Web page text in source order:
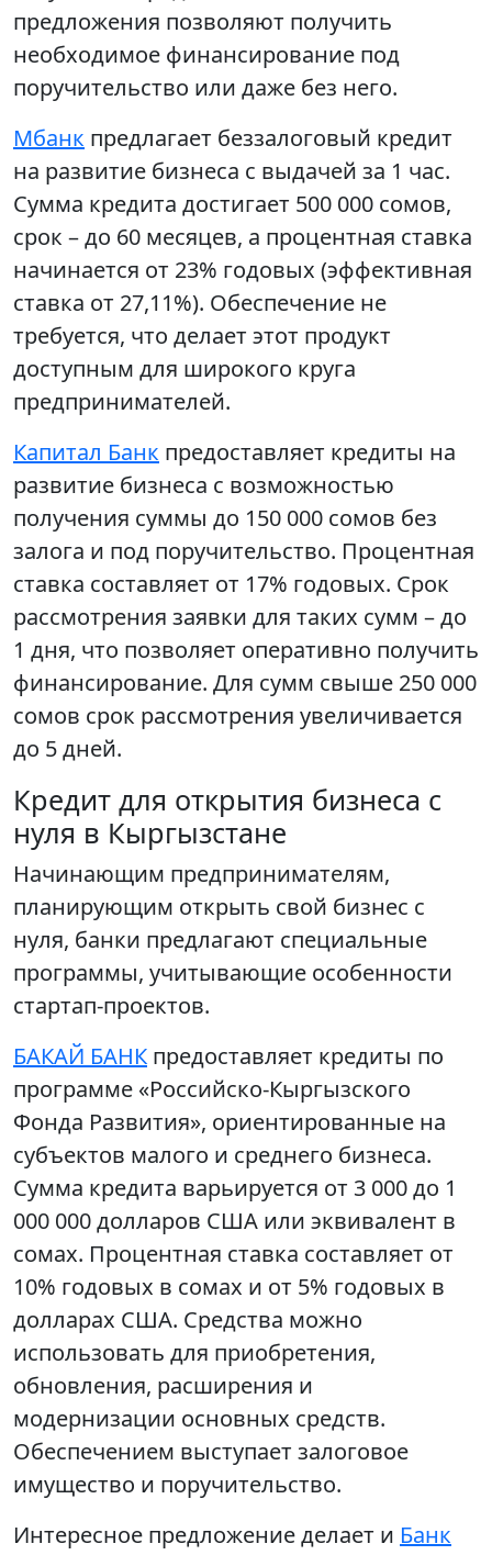
предложения позволяют получить
необходимое финансирование под
поручительство или даже без него.
Мбанк предлагает беззалоговый кредит
на развитие бизнеса с выдачей за 1 час.
Сумма кредита достигает 500 000 сомов,
срок – до 60 месяцев, а процентная ставка
начинается от 23% годовых (эффективная
ставка от 27,11%). Обеспечение не
требуется, что делает этот продукт
доступным для широкого круга
предпринимателей.
Капитал Банк предоставляет кредиты на
развитие бизнеса с возможностью
получения суммы до 150 000 сомов без
залога и под поручительство. Процентная
ставка составляет от 17% годовых. Срок
рассмотрения заявки для таких сумм – до
1 дня, что позволяет оперативно получить
финансирование. Для сумм свыше 250 000
сомов срок рассмотрения увеличивается
до 5 дней.
Кредит для открытия бизнеса с
нуля в Кыргызстане
Начинающим предпринимателям,
планирующим открыть свой бизнес с
нуля, банки предлагают специальные
программы, учитывающие особенности
стартап-проектов.
БАКАЙ БАНК предоставляет кредиты по
программе «Российско-Кыргызского
Фонда Развития», ориентированные на
субъектов малого и среднего бизнеса.
Сумма кредита варьируется от 3 000 до 1
000 000 долларов США или эквивалент в
сомах. Процентная ставка составляет от
10% годовых в сомах и от 5% годовых в
долларах США. Средства можно
использовать для приобретения,
обновления, расширения и
модернизации основных средств.
Обеспечением выступает залоговое
имущество и поручительство.
Интересное предложение делает и Банк